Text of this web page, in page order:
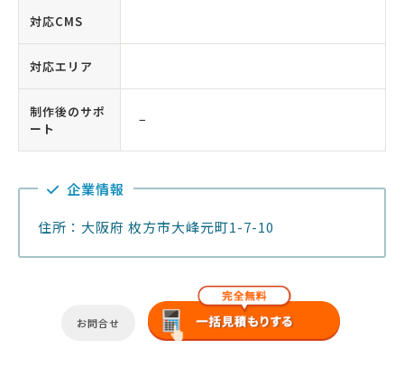
対応CMS
対応エリア
制作後のサポ
ート
−
企業情報
住所：大阪府 枚方市大峰元町1-7-10
お問合せ